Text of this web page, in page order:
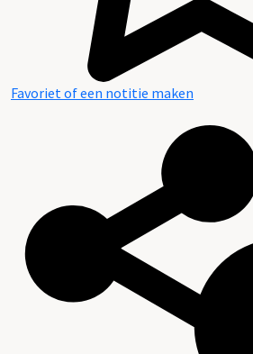
2. Aanwijzingen voor de gebruiker
3. Verwant materiaal
Favoriet of een notitie maken